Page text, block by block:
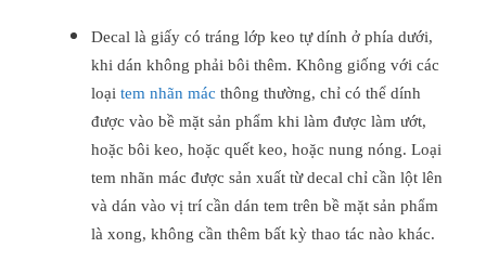
Decal là giấy có tráng lớp keo tự dính ở phía dưới,
khi dán không phải bôi thêm. Không giống với các
loại tem nhãn mác thông thường, chỉ có thể dính
được vào bề mặt sản phẩm khi làm được làm ướt,
hoặc bôi keo, hoặc quết keo, hoặc nung nóng. Loại
tem nhãn mác được sản xuất từ decal chỉ cần lột lên
và dán vào vị trí cần dán tem trên bề mặt sản phẩm
là xong, không cần thêm bất kỳ thao tác nào khác.